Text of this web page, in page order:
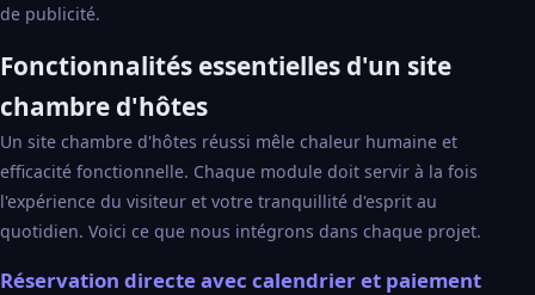
de publicité.
Fonctionnalités essentielles d'un site
chambre d'hôtes
Un site chambre d'hôtes réussi mêle chaleur humaine et
efficacité fonctionnelle. Chaque module doit servir à la fois
l'expérience du visiteur et votre tranquillité d'esprit au
quotidien. Voici ce que nous intégrons dans chaque projet.
Réservation directe avec calendrier et paiement